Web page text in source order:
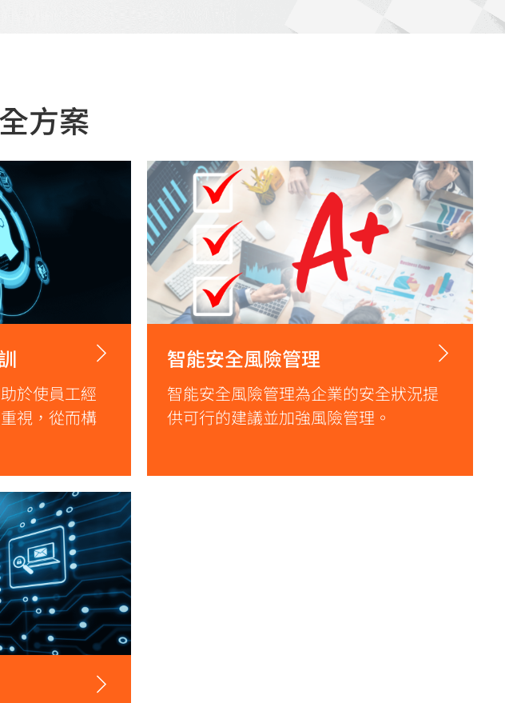
方案
於使員工經
視，從而構
智能安全風險管理
智能安全風險管理為企業的安全狀況提
供可行的建議並加強風險管理。